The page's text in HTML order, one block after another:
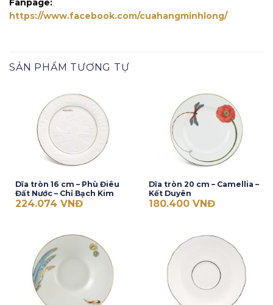
Fanpage:
https://www.facebook.com/cuahangminhlong/
SẢN PHẨM TƯƠNG TỰ
Dĩa tròn 16 cm – Phù Điêu
Đất Nước – Chỉ Bạch Kim
224.074 VNĐ
Dĩa tròn 20 cm – Camellia –
Kết Duyên
180.400 VNĐ